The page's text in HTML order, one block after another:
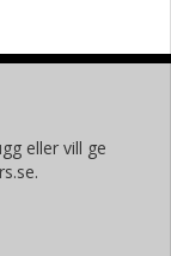
eller vill ge